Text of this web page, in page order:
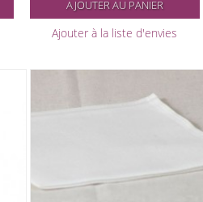
AJOUTER AU PANIER
Ajouter à la liste d'envies